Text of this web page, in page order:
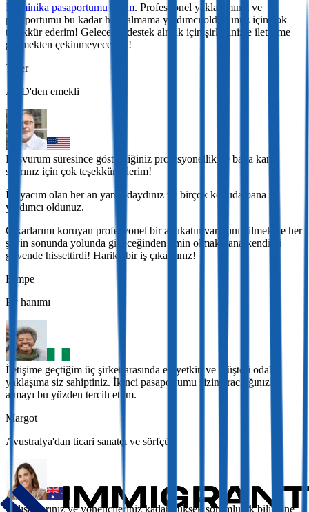
Dominika pasaportumu aldım. Profesyonel yaklaşımınız ve
pasaportumu bu kadar hızlı almama yardımcı olduğunuz için çok
teşekkür ederim! Gelecekte destek almak için şirketinizle iletişime
geçmekten çekinmeyeceğim!
Tyler
ABD'den emekli
Başvurum süresince gösterdiğiniz profesyonellik ve bana karşı
sabrınız için çok teşekkür ederim!
İhtiyacım olan her an yanımdaydınız ve birçok konuda bana
yardımcı oldunuz.
Çıkarlarımı koruyan profesyonel bir avukatın varlığını bilmek ve her
şeyin sonunda yolunda gideceğinden emin olmak bana kendimi
güvende hissettirdi! Harika bir iş çıkardınız!
Bimpe
Ev hanımı
İletişime geçtiğim üç şirket arasında en yetkin ve müşteri odaklı
yaklaşıma siz sahiptiniz. İkinci pasaportumu sizin aracılığınızla
almayı bu yüzden tercih ettim.
Margot
Avustralya'dan ticari sanatçı ve sörfçü
Çalışanlarınız ve yöneticileriniz kadar yüksek sorumluluk bilincine